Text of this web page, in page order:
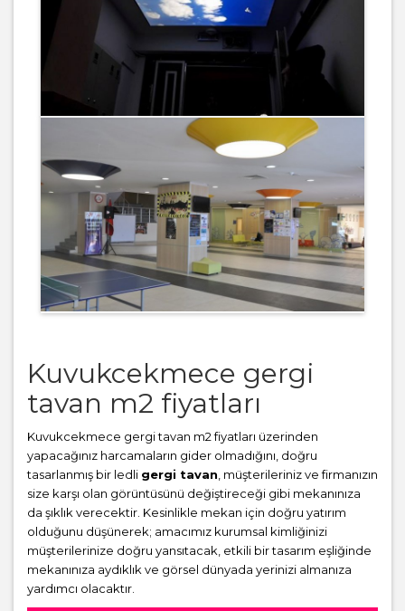
Kuvukcekmece gergi
tavan m2 fiyatları
Kuvukcekmece gergi tavan m2 fiyatları üzerinden
yapacağınız harcamaların gider olmadığını, doğru
tasarlanmış bir ledli gergi tavan , müşterileriniz ve firmanızın
size karşı olan görüntüsünü değiştireceği gibi mekanınıza
da şıklık verecektir. Kesinlikle mekan için doğru yatırım
olduğunu düşünerek; amacımız kurumsal kimliğinizi
müşterilerinize doğru yansıtacak, etkili bir tasarım eşliğinde
mekanınıza aydıklık ve görsel dünyada yerinizi almanıza
yardımcı olacaktır.